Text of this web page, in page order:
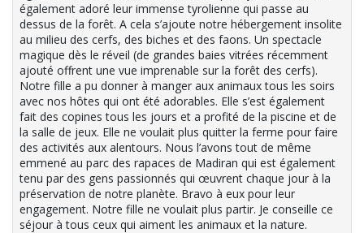
également adoré leur immense tyrolienne qui passe au
dessus de la forêt. A cela s’ajoute notre hébergement insolite
au milieu des cerfs, des biches et des faons. Un spectacle
magique dès le réveil (de grandes baies vitrées récemment
ajouté offrent une vue imprenable sur la forêt des cerfs).
Notre fille a pu donner à manger aux animaux tous les soirs
avec nos hôtes qui ont été adorables. Elle s’est également
fait des copines tous les jours et a profité de la piscine et de
la salle de jeux. Elle ne voulait plus quitter la ferme pour faire
des activités aux alentours. Nous l’avons tout de même
emmené au parc des rapaces de Madiran qui est également
tenu par des gens passionnés qui œuvrent chaque jour à la
préservation de notre planète. Bravo à eux pour leur
engagement. Notre fille ne voulait plus partir. Je conseille ce
séjour à tous ceux qui aiment les animaux et la nature.